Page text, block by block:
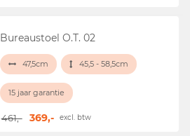
Bureaustoel O.T. 02
47,5cm 45,5 - 58,5cm
15 jaar garantie
461,- 369,- excl. btw